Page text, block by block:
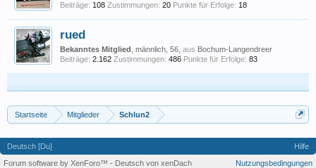
Beiträge: 108 Zustimmungen: 20 Punkte für Erfolge: 18
rued
Bekanntes Mitglied , männlich, 56, aus Bochum-Langendreer
Beiträge: 2.162 Zustimmungen: 486 Punkte für Erfolge: 83
Startseite Mitglieder Schlun2
Deutsch [Du]
Hilfe
Nutzungsbedingungen
Forum software by XenForo™ - Deutsch von xenDach